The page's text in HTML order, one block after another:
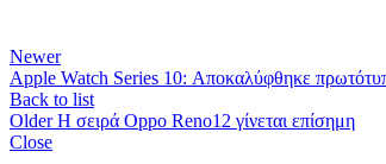
Newer
Apple Watch Series 10: Αποκαλύφθηκε
Back to list
Older Η σειρά Oppo Reno12 γίνεται επίσημη
Close